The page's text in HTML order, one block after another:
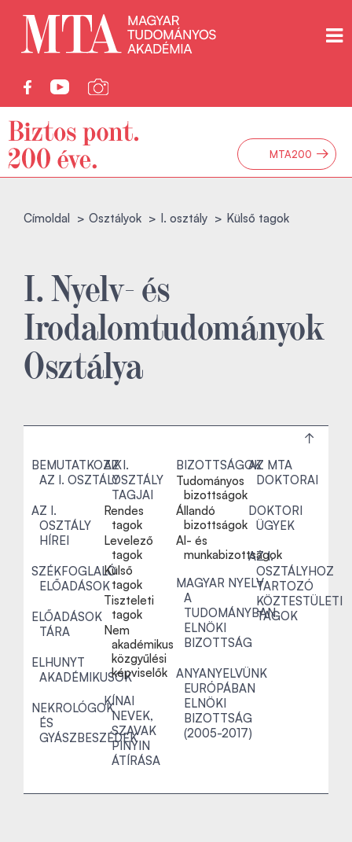
MTA200 →
Címoldal Osztályok I. osztály Külső tagok
I. Nyelv- és
Irodalomtudományok
Osztálya
BEMUTATKOZIK
AZ I. OSZTÁLY
AZ I.
OSZTÁLY
HÍREI
SZÉKFOGLALÓ
ELŐADÁSOK
ELŐADÁSOK
TÁRA
ELHUNYT
AKADÉMIKUSOK
NEKROLÓGOK
ÉS
GYÁSZBESZÉDEK
AZ I.
OSZTÁLY
TAGJAI
Rendes
tagok
Levelező
tagok
Külső
tagok
Tiszteleti
tagok
Nem
akadémikus
közgyűlési
képviselők
KÍNAI
NEVEK,
SZAVAK
PINYIN
ÁTÍRÁSA
BIZOTTSÁGOK
Tudományos
bizottságok
Állandó
bizottságok
Al- és
munkabizottságok
MAGYAR NYELV
A
TUDOMÁNYBAN
ELNÖKI
BIZOTTSÁG
ANYANYELVÜNK
EURÓPÁBAN
ELNÖKI
BIZOTTSÁG
(2005-2017)
AZ MTA
DOKTORAI
DOKTORI
ÜGYEK
AZ I.
OSZTÁLYHOZ
TARTOZÓ
KÖZTESTÜLETI
TAGOK